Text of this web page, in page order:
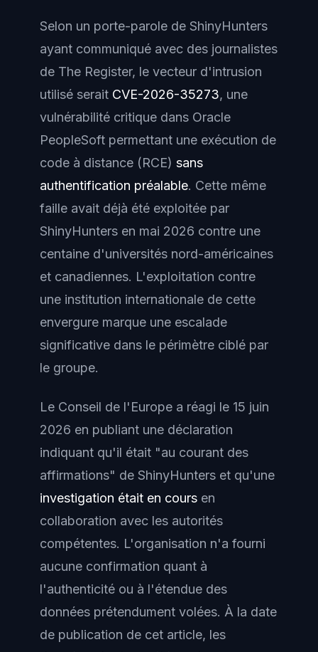
Selon un porte-parole de ShinyHunters
ayant communiqué avec des journalistes
de The Register, le vecteur d'intrusion
utilisé serait CVE-2026-35273, une
vulnérabilité critique dans Oracle
PeopleSoft permettant une exécution de
code à distance (RCE) sans
authentification préalable. Cette même
faille avait déjà été exploitée par
ShinyHunters en mai 2026 contre une
centaine d'universités nord-américaines
et canadiennes. L'exploitation contre
une institution internationale de cette
envergure marque une escalade
significative dans le périmètre ciblé par
le groupe.
Le Conseil de l'Europe a réagi le 15 juin
2026 en publiant une déclaration
indiquant qu'il était "au courant des
affirmations" de ShinyHunters et qu'une
investigation était en cours en
collaboration avec les autorités
compétentes. L'organisation n'a fourni
aucune confirmation quant à
l'authenticité ou à l'étendue des
données prétendument volées. À la date
de publication de cet article, les